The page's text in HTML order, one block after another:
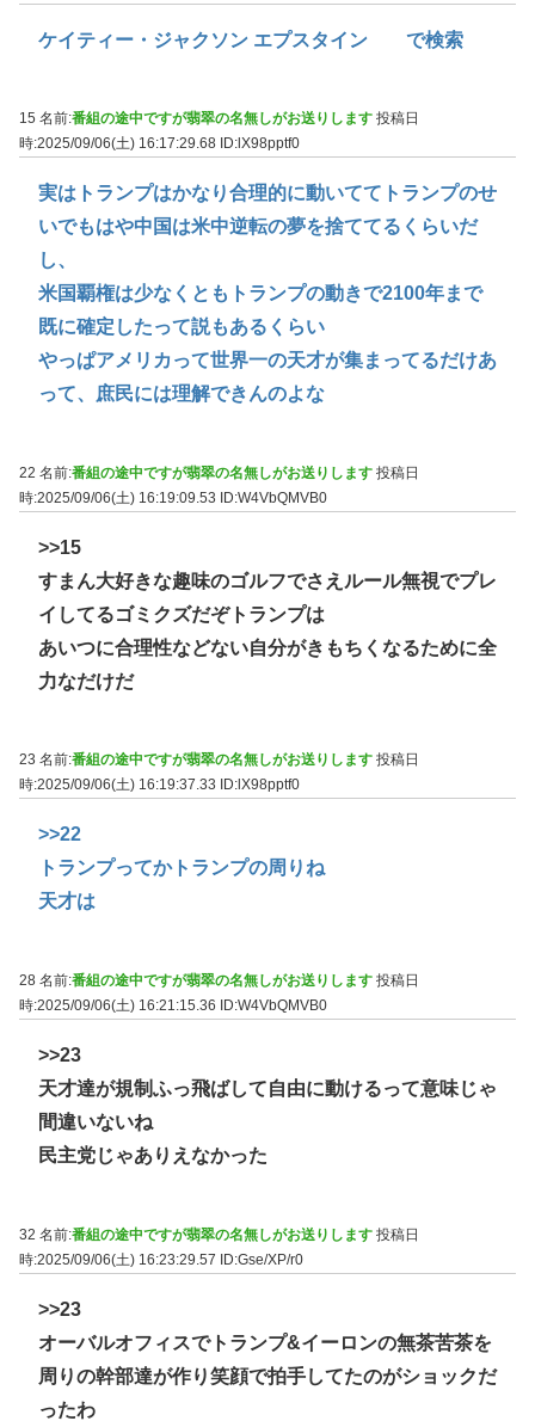
ケイティー・ジャクソン エプスタイン で検索
15 名前:番組の途中ですが翡翠の名無しがお送りします 投稿日
時:2025/09/06(土) 16:17:29.68 ID:lX98pptf0
実はトランプはかなり合理的に動いててトランプのせ
いでもはや中国は米中逆転の夢を捨ててるくらいだ
し、
米国覇権は少なくともトランプの動きで2100年まで
既に確定したって説もあるくらい
やっぱアメリカって世界一の天才が集まってるだけあ
って、庶民には理解できんのよな
22 名前:番組の途中ですが翡翠の名無しがお送りします 投稿日
時:2025/09/06(土) 16:19:09.53 ID:W4VbQMVB0
>>15
すまん大好きな趣味のゴルフでさえルール無視でプレ
イしてるゴミクズだぞトランプは
あいつに合理性などない自分がきもちくなるために全
力なだけだ
23 名前:番組の途中ですが翡翠の名無しがお送りします 投稿日
時:2025/09/06(土) 16:19:37.33
ID:lX98pptf0
>>22
トランプってかトランプの周りね
天才は
28 名前:番組の途中ですが翡翠の名無しがお送りします 投稿日
時:2025/09/06(土) 16:21:15.36
ID:W4VbQMVB0
>>23
天才達が規制ふっ飛ばして自由に動けるって意味じゃ
間違いないね
民主党じゃありえなかった
32 名前:番組の途中ですが翡翠の名無しがお送りします 投稿日
時:2025/09/06(土) 16:23:29.57 ID:Gse/XP/r0
>>23
オーバルオフィスでトランプ&イーロンの無茶苦茶を
周りの幹部達が作り笑顔で拍手してたのがショックだ
ったわ